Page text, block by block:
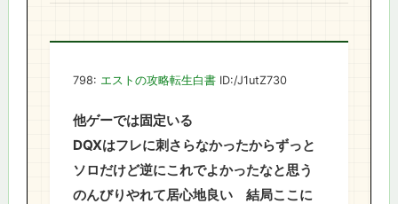
798: エストの攻略転生白書 ID:/J1utZ730
他ゲーでは固定いる
DQXはフレに刺さらなかったからずっと
ソロだけど逆にこれでよかったなと思う
のんびりやれて居心地良い 結局ここに